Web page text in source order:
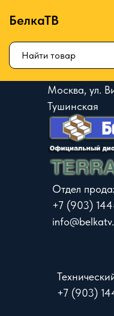
БелкаТВ
Москва, ул.
Тушинская
Отдел
+7 (903)
+7 (903)